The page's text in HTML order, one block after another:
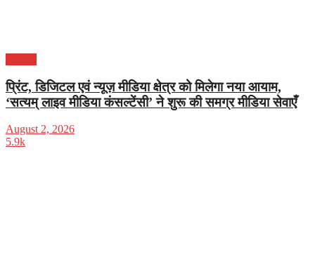
प्रिंट, डिजिटल एवं न्यूज़ मीडिया क्षेत्र को मिलेगा नया आयाम,
‘सत्यम् लाइव मीडिया कंसल्टेंसी’ ने शुरू की समग्र मीडिया सेवाएँ
August 2, 2026
5.9k